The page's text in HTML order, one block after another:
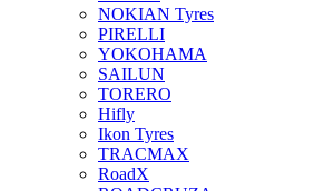
NOKIAN Tyres
PIRELLI
YOKOHAMA
SAILUN
TORERO
Hifly
Ikon Tyres
TRACMAX
RoadX